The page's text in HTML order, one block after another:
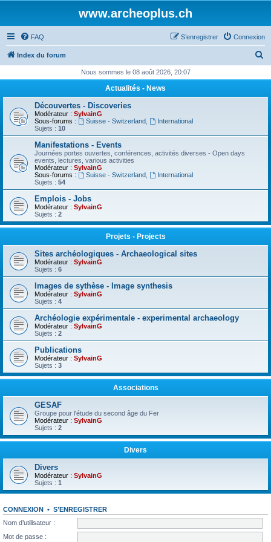
www.archeoplus.ch
FAQ Connexion
S’enregistrer
Index du forum
h
Nous sommes le 08 août 2026, 20:07
Actualités - News
Découvertes - Discoveries
Modérateur : SylvainG
Sous-forums :
Suisse - Switzerland,
International
Sujets : 10
Manifestations - Events
Journées portes ouvertes, conférences, activités diverses - Open days
events, lectures, various activities
Modérateur : SylvainG
Sous-forums :
Suisse - Switzerland,
International
Sujets : 54
Emplois - Jobs
Modérateur : SylvainG
Sujets : 2
Projets - Projects
Sites archéologiques - Archaeological sites
Modérateur : SylvainG
Sujets : 6
Images de sythèse - Image synthesis
Modérateur : SylvainG
Sujets : 4
Archéologie expérimentale - experimental archaeology
Modérateur : SylvainG
Sujets : 2
Publications
Modérateur : SylvainG
Sujets : 3
Associations
GESAF
Groupe pour l'étude du second âge du Fer
Modérateur : SylvainG
Sujets : 2
Divers
Divers
Modérateur : SylvainG
Sujets : 1
CONNEXION • S’ENREGISTRER
Nom d’utilisateur :
Mot de passe :